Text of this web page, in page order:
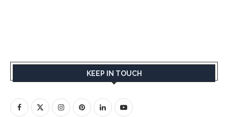
KEEP IN TOUCH